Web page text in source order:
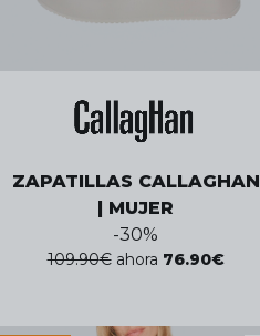
ZAPATILLAS CALLAGHAN
| MUJER
-30%
109.90€ ahora 76.90€